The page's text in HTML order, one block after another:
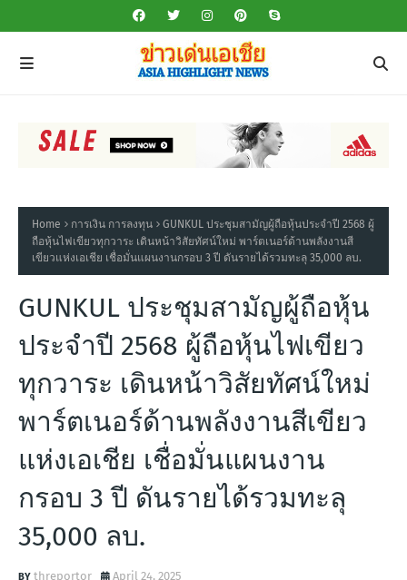
Home การเงิน การลงทุน
GUNKUL ประชุมสามัญผู้ถือหุ้นประจำปี 2568 ผู้
ถือหุ้นไฟเขียวทุกวาระ เดินหน้าวิสัยทัศน์ใหม่ พาร์ตเนอร์ด้านพลังงานสี
เขียวแห่งเอเชีย เชื่อมั่นแผนงานกรอบ 3 ปี ดันรายได้รวมทะลุ 35,000 ลบ.
GUNKUL ประชุมสามัญผู้ถือหุ้น
ประจำปี 2568 ผู้ถือหุ้นไฟเขียว
ทุกวาระ เดินหน้าวิสัยทัศน์ใหม่
พาร์ตเนอร์ด้านพลังงานสีเขียว
แห่งเอเชีย เชื่อมั่นแผนงาน
กรอบ 3 ปี ดันรายได้รวมทะลุ
35,000 ลบ.
threportor April 24, 2025